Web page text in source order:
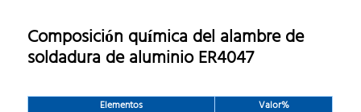
Composición química del alambre de
soldadura de aluminio ER4047
Elementos
Valor%